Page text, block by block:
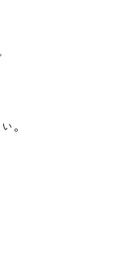
。